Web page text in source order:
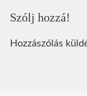
Szólj hozzá!
Hozzászólás